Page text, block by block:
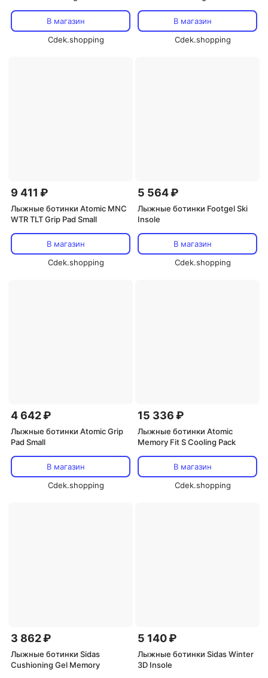
В магазин
Cdek.shopping
В магазин
Cdek.shopping
9 411 ₽
Лыжные ботинки Atomic MNC
WTR TLT Grip Pad Small
В магазин
Cdek.shopping
5 564 ₽
Лыжные ботинки Footgel Ski
Insole
В магазин
Cdek.shopping
4 642 ₽
Лыжные ботинки Atomic Grip
Pad Small
В магазин
Cdek.shopping
15 336 ₽
Лыжные ботинки Atomic
Memory Fit S Cooling Pack
В магазин
Cdek.shopping
3 862 ₽
Лыжные ботинки Sidas
Cushioning Gel Memory
5 140 ₽
Лыжные ботинки Sidas Winter
3D Insole